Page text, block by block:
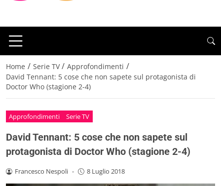
Home / Serie TV / Approfondimenti /
David Tennant: 5 cose che non sapete sul protagonista di
Doctor Who (stagione 2-4)
Approfondimenti Serie TV
David Tennant: 5 cose che non sapete sul
protagonista di Doctor Who (stagione 2-4)
Francesco Nespoli - 8 Luglio 2018